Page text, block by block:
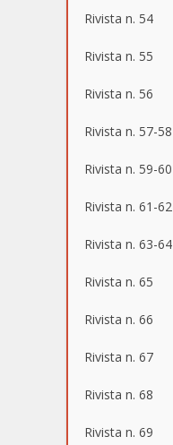
Rivista n. 54
Rivista n. 55
Rivista n. 56
Rivista n. 57-58
Rivista n. 59-60
Rivista n. 61-62
Rivista n. 63-64
Rivista n. 65
Rivista n. 66
Rivista n. 67
Rivista n. 68
Rivista n. 69